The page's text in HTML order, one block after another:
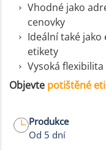
Vhodné jako
cenovky
Ideální také
etikety
Vysoká
Objevte potištěné
Produkce
Od 5 dní